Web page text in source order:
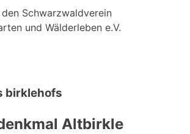
Schwarzwaldverein
und Wälderleben e.V.
birklehofs
Altbirkle